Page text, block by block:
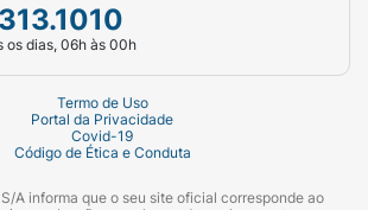
os dias, 06h às 00h
Termo de Uso
Portal da Privacidade
Covid-19
Código de Ética e Conduta
A informa que o seu site oficial corresponde ao